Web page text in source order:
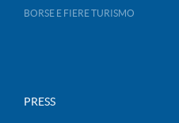
BORSE E FIERE TURISMO
PRESS